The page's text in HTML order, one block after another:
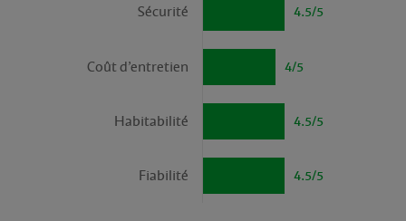
4.5/5
Sécurité
4/5
Coût d’entretien
4.5/5
Habitabilité
4.5/5
Fiabilité